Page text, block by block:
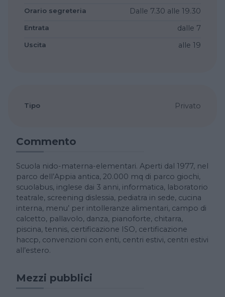
Orario segreteria Dalle 7.30 alle 19.30
Entrata dalle 7
Uscita alle 19
Tipo Privato
Commento
Scuola nido-materna-elementari. Aperti dal 1977, nel
parco dell’Appia antica, 20.000 mq di parco giochi,
scuolabus, inglese dai 3 anni, informatica, laboratorio
teatrale, screening dislessia, pediatra in sede, cucina
interna, menu’ per intolleranze alimentari, campo di
calcetto, pallavolo, danza, pianoforte, chitarra,
piscina, tennis, certificazione ISO, certificazione
haccp, convenzioni con enti, centri estivi, centri estivi
all’estero.
Mezzi pubblici